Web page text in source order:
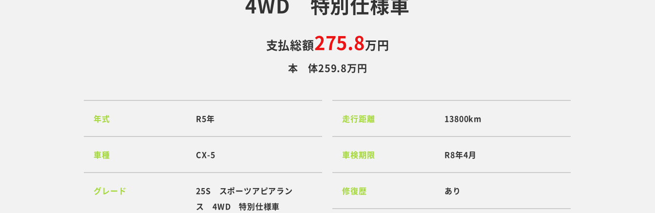
支払総額275.8万円
本 体259.8万円
年式 R5年
車種 CX-5
グレード
25S スポーツアピアラン
ス 4WD 特別仕様車
走行距離 13800km
車検期限 R8年4月
修復歴 あり